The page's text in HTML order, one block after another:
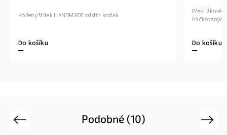
Do košíku
Kožený štítek HANDMADE odstín koňak
Do košíku
Překližkové
Podobné (10)
Previous Next